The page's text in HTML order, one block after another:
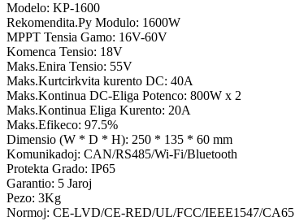
Modelo: KP-1600
Rekomendita.Py Modulo: 1600W
MPPT Tensia Gamo: 16V-60V
Komenca Tensio: 18V
Maks.Enira Tensio: 55V
Maks.Kurtcirkvita kurento DC: 40A
Maks.Kontinua DC-Eliga Potenco: 800W x 2
Maks.Kontinua Eliga Kurento: 20A
Maks.Efikeco: 97.5%
Dimensio (W * D * H): 250 * 135 * 60 mm
Komunikadoj: CAN/RS485/Wi-Fi/Bluetooth
Protekta Grado: IP65
Garantio: 5 Jaroj
Pezo: 3Kg
Normoj: CE-LVD/CE-RED/UL/FCC/IEEE1547/CA65